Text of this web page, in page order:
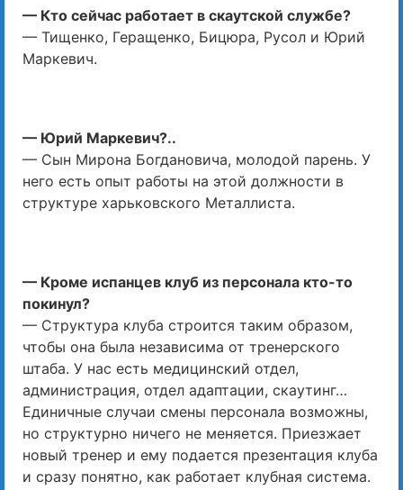
— Кто сейчас работает в скаутской службе?
— Тищенко, Геращенко, Бицюра, Русол и Юрий
Маркевич.
— Юрий Маркевич?..
— Сын Мирона Богдановича, молодой парень. У
него есть опыт работы на этой должности в
структуре харьковского Металлиста.
— Кроме испанцев клуб из персонала кто-то
покинул?
— Структура клуба строится таким образом,
чтобы она была независима от тренерского
штаба. У нас есть медицинский отдел,
администрация, отдел адаптации, скаутинг…
Единичные случаи смены персонала возможны,
но структурно ничего не меняется. Приезжает
новый тренер и ему подается презентация клуба
и сразу понятно, как работает клубная система.